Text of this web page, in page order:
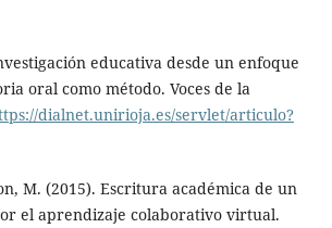
educativa desde un enfoque
oral como método. Voces de la
dialnet.unirioja.es/servlet/articulo?
M. (2015). Escritura académica de un
el aprendizaje colaborativo virtual.